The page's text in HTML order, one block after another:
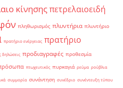
κίνησηςπετρελαιοειδή
πληθωρισμός πλυντήρια πλυντήριο
πρατήριο ενέργειας πρατήριο
δηλώσεις προδιαγραφές προθεσμία
πτωχευτικός πυρκαγιά ρεύμα ρούβλια
συμμορία συνάντηση συνέδριο συνέντευξη τύπου